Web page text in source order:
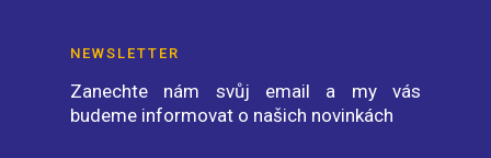
NEWSLETTER
Zanechte nám svůj email a my vás
budeme informovat o našich novinkách